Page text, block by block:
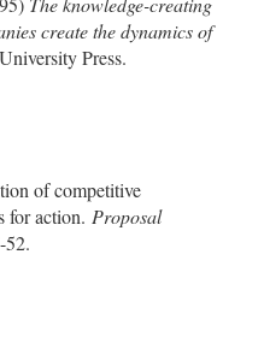
create the dynamics of
Press.
of competitive
for action. Proposal
52.